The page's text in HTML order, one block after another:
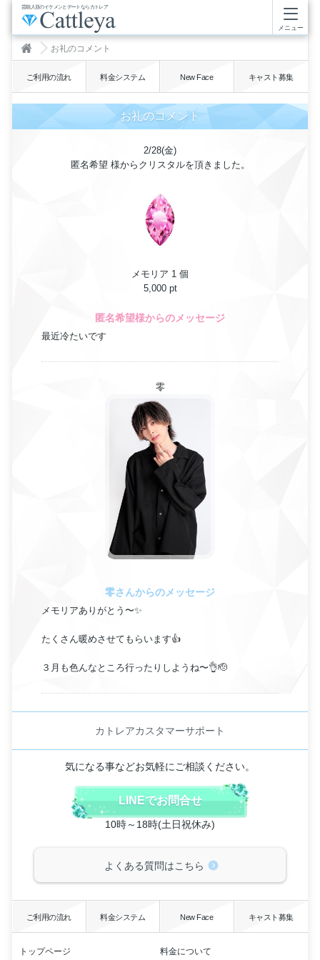
芸能人並のイケメンとデートならカトレア
メニュー
お礼のコメント
ご利用の流れ 料金システム New Face キャスト募集
お礼のコメント
2/28(金)
匿名希望 様からクリスタルを頂きました。
メモリア 1 個
5,000 pt
匿名希望様からのメッセージ
最近冷たいです
零
零さんからのメッセージ
メモリアありがとう〜✨
たくさん暖めさせてもらいます👍
３月も色んなところ行ったりしようね〜👌🫡
カトレアカスタマーサポート
気になる事などお気軽にご相談ください。
LINEでお問合せ
10時～18時(土日祝休み)
よくある質問はこちら
ご利用の流れ 料金システム New Face キャスト募集
トップページ 料金について